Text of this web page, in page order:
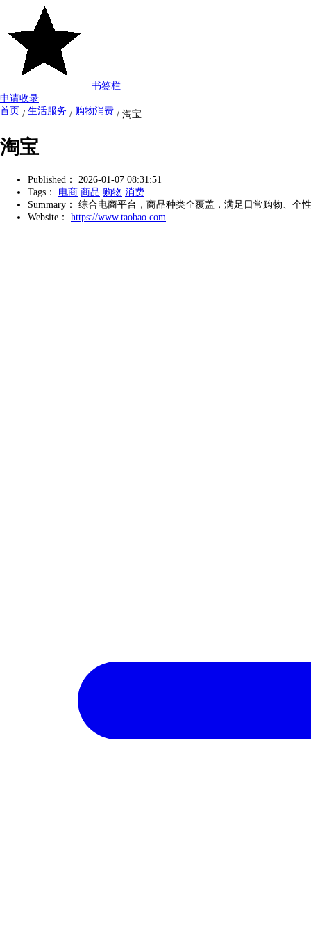
书签栏
申请收录
首页 / 生活服务 / 购物消费 / 淘宝
淘宝
Published：
2026-01-07 08:31:51
Tags：
电商 商品 购物 消费
Summary：
综合电商平台，商品种类全覆盖，满足日常购物、个
Website：
https://www.taobao.com